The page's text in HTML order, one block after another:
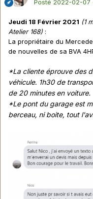
Posté 2022-02-07
Jeudi 18 Février 2021 (1
Atelier 168) :
La propriétaire du
de nouvelles de sa BVA
*La cliente éprouve des
véhicule. 1h30 de
de 20 minutes en voiture.
*Le pont du garage est
berceau, ni boite, tout